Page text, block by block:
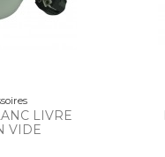
LIVRE
VIDE